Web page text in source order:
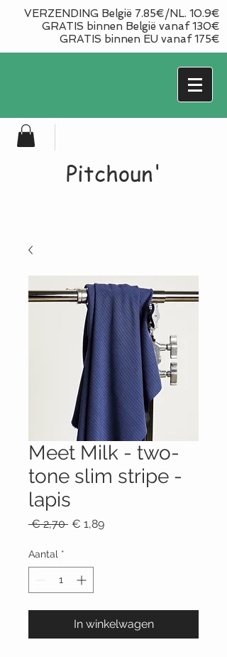
VERZENDING België 7.85€/NL. 10.9€
GRATIS binnen België vanaf 130€
GRATIS binnen EU vanaf 175€
Pitchoun'
Meet Milk - two-
tone slim stripe -
lapis
€ 2,70 Normale
€ 1,89Verkoopprijs
Aantal *
In winkelwagen